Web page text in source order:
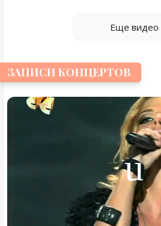
Еще видео
ЗАПИСИ КОНЦЕРТОВ